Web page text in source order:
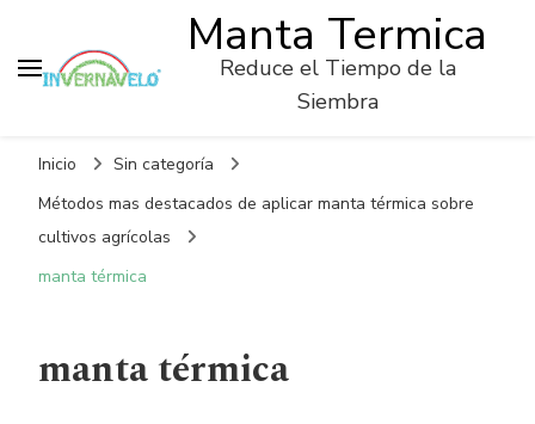
Manta Termica
Reduce el Tiempo de la
Siembra
Inicio
Sin categoría
Métodos mas destacados de aplicar manta térmica sobre
cultivos agrícolas
manta térmica
manta térmica